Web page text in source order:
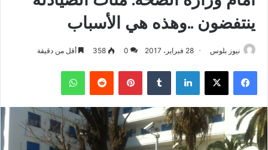
ينتفضون ..وهذه هي الأسباب
نيوز بلوس 28 فبراير، 2017 0
358 أقل من دقيقة
فيسبوك X لينكدإن بينتيريست واتساب